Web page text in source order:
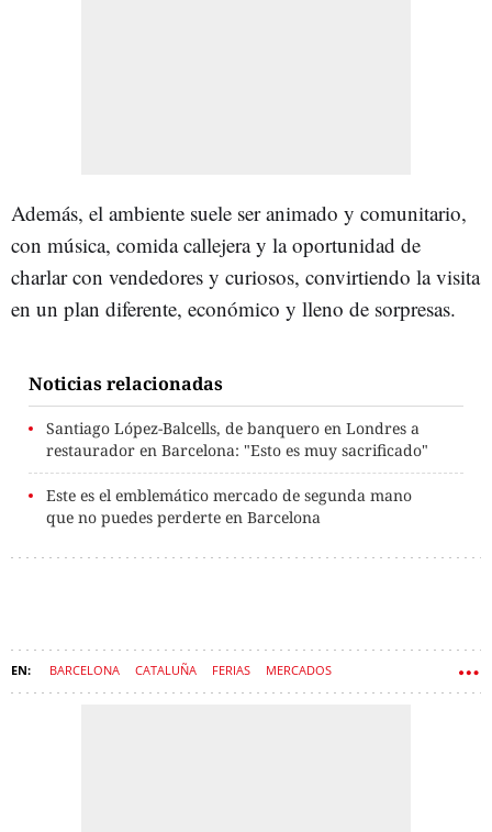
Además, el ambiente suele ser animado y comunitario,
con música, comida callejera y la oportunidad de
charlar con vendedores y curiosos, convirtiendo la visita
en un plan diferente, económico y lleno de sorpresas.
Noticias relacionadas
Santiago López-Balcells, de banquero en Londres a
restaurador en Barcelona: "Esto es muy sacrificado"
Este es el emblemático mercado de segunda mano
que no puedes perderte en Barcelona
BARCELONA CATALUÑA FERIAS MERCADOS